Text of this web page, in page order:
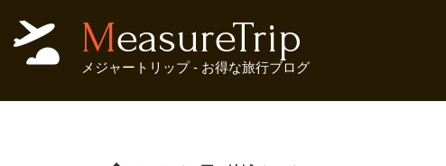
MeasureTrip
メジャートリップ - お得な旅行ブログ